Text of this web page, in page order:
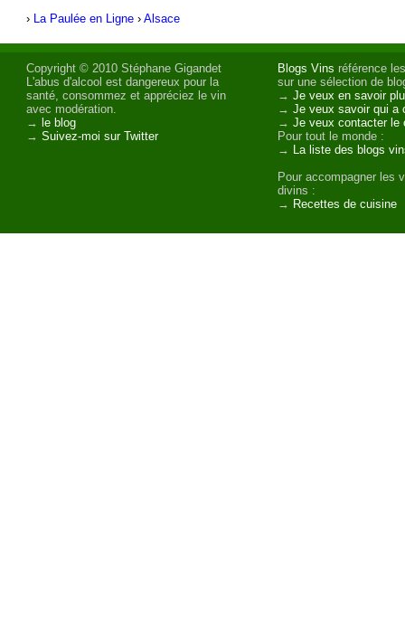
› La Paulée en Ligne ›Alsace
Copyright © 2010 Stéphane Gigandet
L'abus d'alcool est dangereux pour la
santé, consommez et appréciez le vin
avec modération.
→ le blog
→Suivez-moi sur Twitter
Blogs Vins référence
sur une sélection de
→Je veux en savoir
→Je veux savoir qui a
→Je veux contacter le
Pour tout le monde :
→
La liste des blogs
Pour accompagner les
divins :
→ Recettes de cuisine